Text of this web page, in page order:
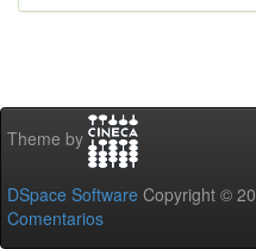
Theme by
DSpace Software Copyright ©
Comentarios